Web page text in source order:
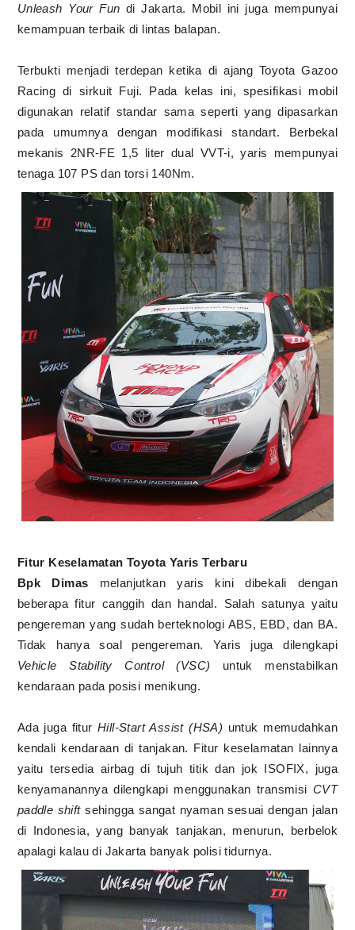
Unleash Your Fun di Jakarta. Mobil ini juga mempunyai
kemampuan terbaik di lintas balapan.
Terbukti menjadi terdepan ketika di ajang Toyota Gazoo
Racing di sirkuit Fuji. Pada kelas ini, spesifikasi mobil
digunakan relatif standar sama seperti yang dipasarkan
pada umumnya dengan modifikasi standart. Berbekal
mekanis 2NR-FE 1,5 liter dual VVT-i, yaris mempunyai
tenaga 107 PS dan torsi 140Nm.
Fitur Keselamatan Toyota Yaris Terbaru
Bpk Dimas melanjutkan yaris kini dibekali dengan
beberapa fitur canggih dan handal. Salah satunya yaitu
pengereman yang sudah berteknologi ABS, EBD, dan BA.
Tidak hanya soal pengereman. Yaris juga dilengkapi
Vehicle Stability Control (VSC) untuk menstabilkan
kendaraan pada posisi menikung.
Ada juga fitur Hill-Start Assist (HSA) untuk memudahkan
kendali kendaraan di tanjakan. Fitur keselamatan lainnya
yaitu tersedia airbag di tujuh titik dan jok ISOFIX, juga
kenyamanannya dilengkapi menggunakan transmisi CVT
paddle shiftsehingga sangat nyaman sesuai dengan jalan
di Indonesia, yang banyak tanjakan, menurun, berbelok
apalagi kalau di Jakarta banyak polisi tidurnya.